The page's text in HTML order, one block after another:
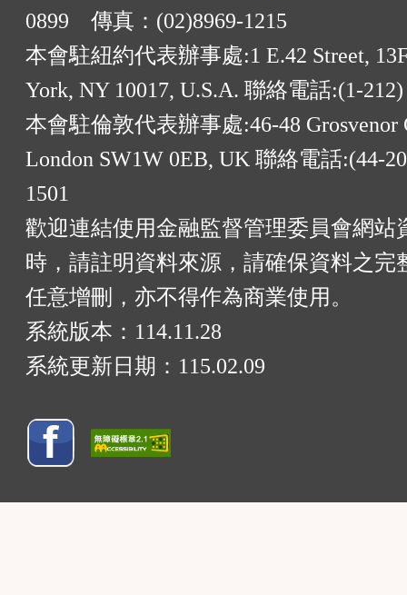
0899 傳真：(02)8969-1215
本會駐紐約代表辦事處:1 E.42 Street,
York, NY 10017, U.S.A. 聯絡電話:(1-212)
本會駐倫敦代表辦事處:46-48 Grosvenor
London SW1W 0EB, UK 聯絡電話:(44-
1501
歡迎連結使用金融監督管理委員會網站
時，請註明資料來源，請確保資料之完
任意增刪，亦不得作為商業使用。
系統版本： 114.11.28
系統更新日期： 115.02.09